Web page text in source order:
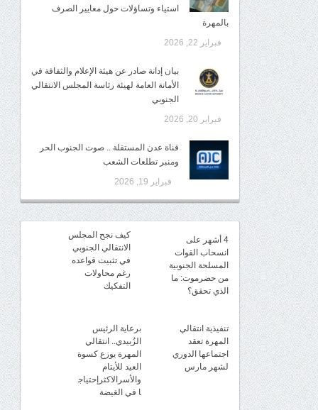
استياء وتساؤلات حول معايير الصرف
بالمهرة
فبراير 22, 2026
بيان إدانة صادر عن هيئة الإعلام والثقافة في
الأمانة العامة لهيئة رئاسة المجلس الانتقالي
الجنوبي
فبراير 20, 2026
قناة عدن المستقلة .. صوت الجنوب الحر
ومنبر تطلعات الشعب
فبراير 19, 2026
4 أشهر على
انسحاب القوات
المسلحة الجنوبية
من حضرموت: ما
الذي تحقق؟
كيف نجح المجلس
الانتقالي الجنوبي
في تثبيت قواعده
رغم محاولات
التفكيك
تنفيذية انتقالي
المهرة تعقد
اجتماعها الدوري
لشهر مارس
برعاية الرئيس
الزُبيدي.. انتقالي
المهرة يوزع كسوة
العيد للأيتام
والأسرالاكثرإحتياج
ا في الغيضة